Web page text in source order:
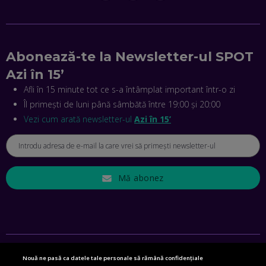
EP. 44
DISPECERAT AUTOMAT DE PE PIAȚĂ! CUM POATE
ASIA
EP. 43
ANDREI NICOARĂ, EXPERT ÎN E-GUVERNARE: N-O SĂ NE
MAI MEARGĂ PREA MULT CU MANȚOGĂRII! DACĂ NU NE
RESPECTĂM OBLIGAȚIILE EUROPENE, VOM AVEA
PROBLEME
EP. 42
MIHAELA BÎCIU, INVESTIMENTAL: BURSA E PENTRU TOȚI
VIOLENȚA DOMESTICĂ, TOȚI TREBUIE SĂ NE IMPLICĂM.
EP. 40
Abonează-te la Newsletter-ul SPOT
Azi în 15’
Afli în 15 minute tot ce s-a întâmplat important într-o zi
Îl primești de luni până sâmbătă între 19:00 și 20:00
Vezi cum arată newsletter-ul Azi în 15’
Mă abonez
Nouă ne pasă ca datele tale personale să rămână confidențiale